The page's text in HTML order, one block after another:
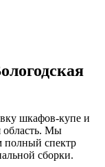
шкафов-купе и
. Мы
полный спектр
сборки.